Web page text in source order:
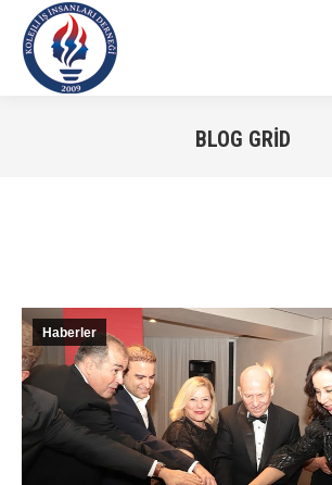
BLOG GRID
Haberler